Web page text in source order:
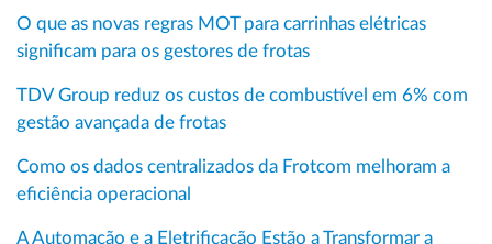
O que as novas regras MOT para carrinhas elétricas
significam para os gestores de frotas
TDV Group reduz os custos de combustível em 6% com
gestão avançada de frotas
Como os dados centralizados da Frotcom melhoram a
eficiência operacional
A Automação e a Eletrificação Estão a Transformar a